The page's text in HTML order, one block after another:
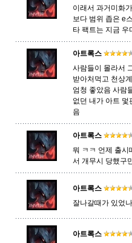
베이가 베인
블라디미르 블리츠크랭크 비에
이래서 과거미화
보다 범위 좁은 e
타 팩트는 지금
아트록스
사람들이 몰라서
받아처먹고 천상
엄청 좋았음 사람
없던 내가 아트
음
아트록스
뭐 ㅋㅋ 언제 출시
서 개무시 당했구
아트록스
잘나갈때가 있었
아트록스